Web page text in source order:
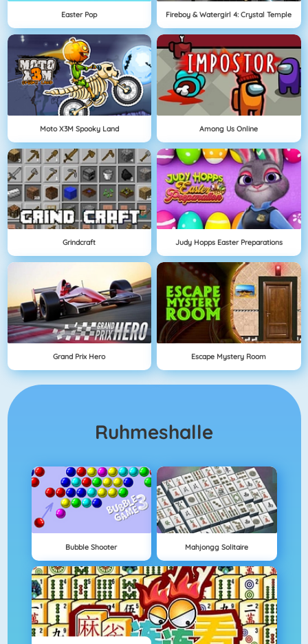
Easter Pop Fireboy & Watergirl 4: Crystal Temple
Moto X3M Spooky Land Among Us Online
Grindcraft Judy Hopps Easter Preparations
Grand Prix Hero Escape Mystery Room
Ruhmeshalle
Bubble Shooter Mahjongg Solitaire